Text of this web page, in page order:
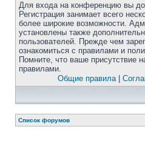
Для входа на конференцию вы
Регистрация занимает всего
более широкие возможности.
установлены также
пользователей. Прежде чем
ознакомиться с правилами и
Помните, что ваше присутствие
правилами.
Общие правила|
Список форумов